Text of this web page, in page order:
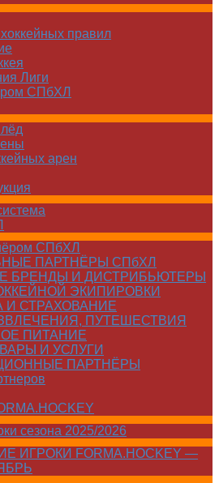
правил
Лиги
СПбХЛ
арен
СПбХЛ
ПАРТНЁРЫ СПбХЛ
БРЕНДЫ И ДИСТРИБЬЮТЕРЫ
ЭКИПИРОВКИ
И СТРАХОВАНИЕ
ПУТЕШЕСТВИЯ
ПИТАНИЕ
И УСЛУГИ
ПАРТНЁРЫ
сезона 2025/2026
ИГРОКИ FORMA.HOCKEY —